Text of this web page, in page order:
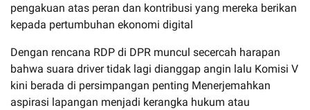
pengakuan atas peran dan kontribusi yang mereka berikan
kepada pertumbuhan ekonomi digital
Dengan rencana RDP di DPR muncul secercah harapan
bahwa suara driver tidak lagi dianggap angin lalu Komisi V
kini berada di persimpangan penting Menerjemahkan
aspirasi lapangan menjadi kerangka hukum atau